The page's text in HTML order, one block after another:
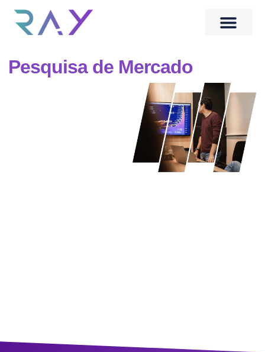
Pesquisa de Mercado